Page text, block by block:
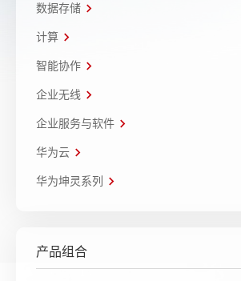
数据存储
计算
智能协作
企业无线
企业服务与软件
华为云
华为坤灵系列
产品组合